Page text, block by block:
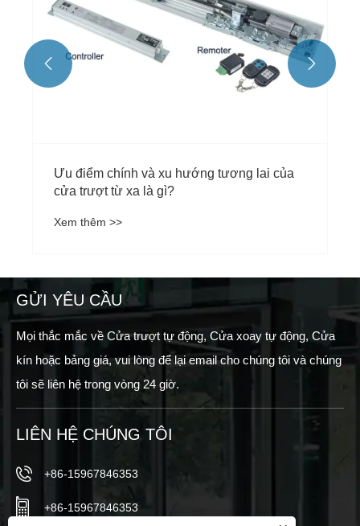
 
GỬI YÊU CẦU
Mọi thắc mắc về Cửa trượt tự động, Cửa xoay tự động, Cửa
kín hoặc bảng giá, vui lòng để lại email cho chúng tôi và chúng
tôi sẽ liên hệ trong vòng 24 giờ.
LIÊN HỆ CHÚNG TÔI
+86-15967846353
+86-15967846353